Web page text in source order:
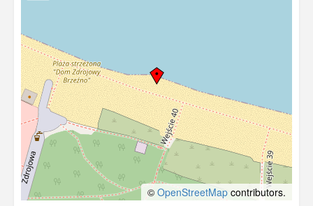
© OpenStreetMap contributors.